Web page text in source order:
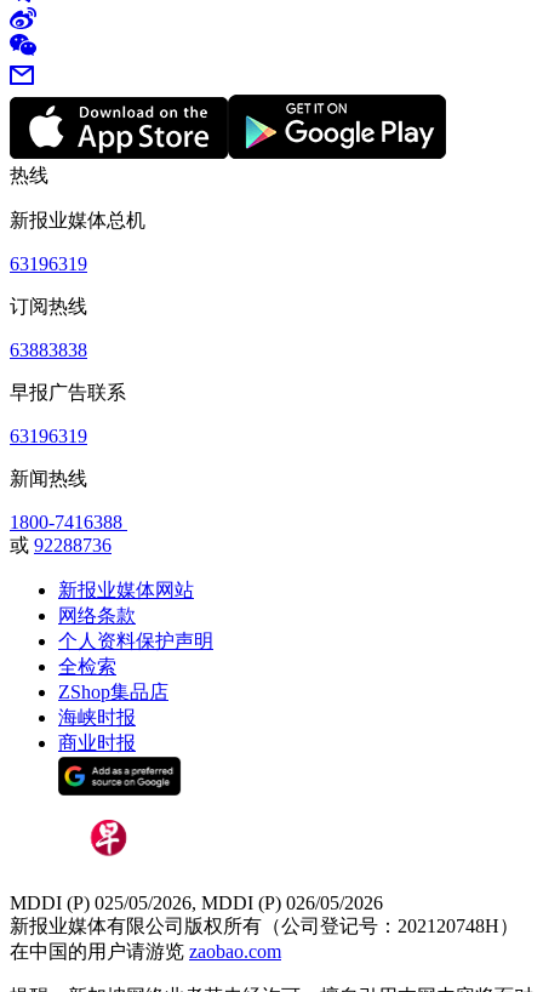
热线
新报业媒体总机
63196319
订阅热线
63883838
早报广告联系
63196319
新闻热线
1800-7416388
或 92288736
新报业媒体网站
网络条款
个人资料保护声明
全检索
ZShop集品店
海峡时报
商业时报
MDDI (P) 025/05/2026, MDDI (P) 026/05/2026
新报业媒体有限公司版权所有（公司登记号：202120748H）
在中国的用户请游览 zaobao.com